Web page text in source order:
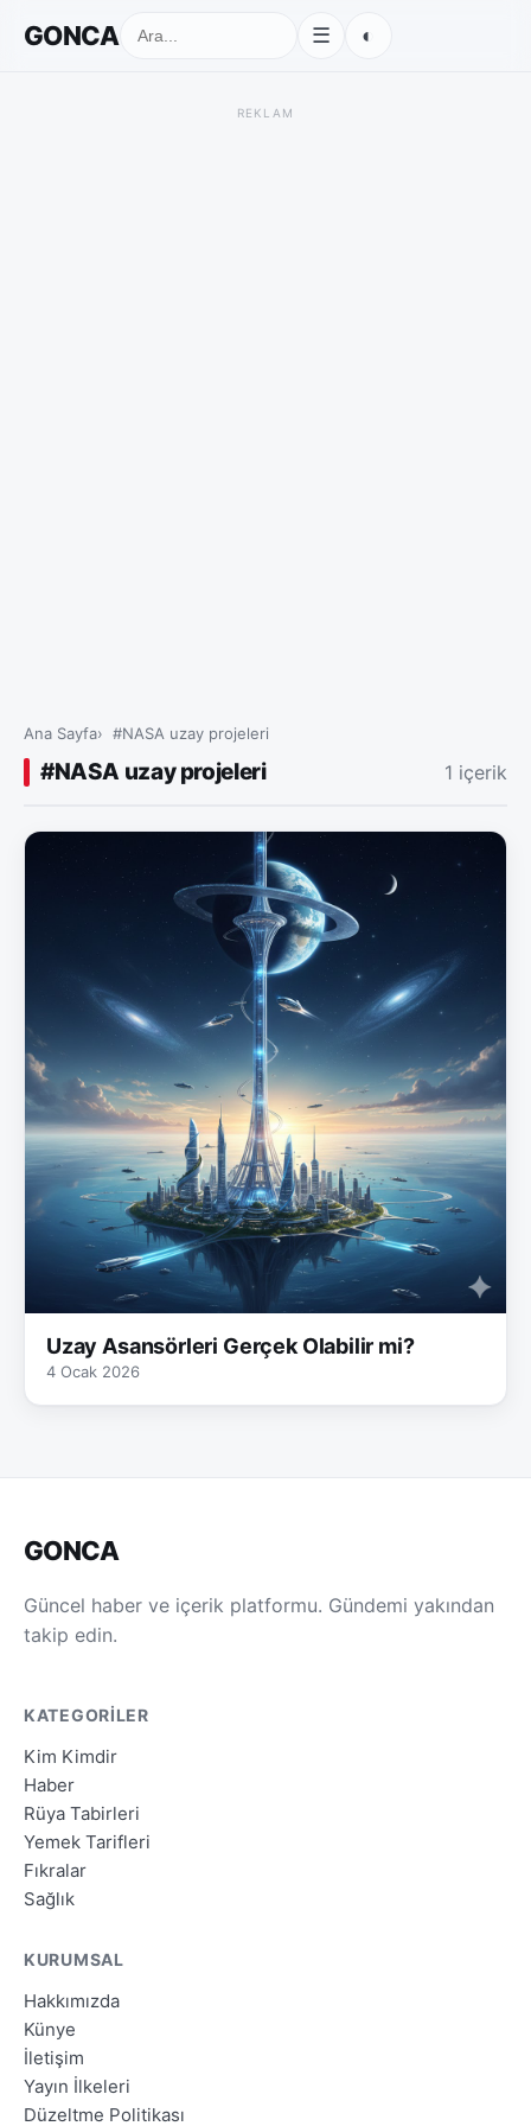
GONCA ☰ ◐
REKLAM
Ana Sayfa #NASA uzay projeleri
#NASA uzay projeleri 1 içerik
Uzay Asansörleri Gerçek Olabilir mi?
4 Ocak 2026
GONCA
Güncel haber ve içerik platformu. Gündemi yakından
takip edin.
KATEGORILER
Kim Kimdir
Haber
Rüya Tabirleri
Yemek Tarifleri
Fıkralar
Sağlık
KURUMSAL
Hakkımızda
Künye
İletişim
Yayın İlkeleri
Düzeltme Politikası